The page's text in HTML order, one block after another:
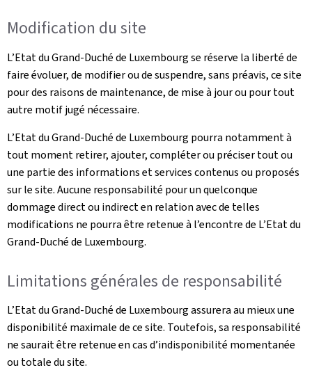
Modification du site
L’Etat du Grand-Duché de Luxembourg se réserve la liberté de
faire évoluer, de modifier ou de suspendre, sans préavis, ce site
pour des raisons de maintenance, de mise à jour ou pour tout
autre motif jugé nécessaire.
L’Etat du Grand-Duché de Luxembourg pourra notamment à
tout moment retirer, ajouter, compléter ou préciser tout ou
une partie des informations et services contenus ou proposés
sur le site. Aucune responsabilité pour un quelconque
dommage direct ou indirect en relation avec de telles
modifications ne pourra être retenue à l’encontre de L’Etat du
Grand-Duché de Luxembourg.
Limitations générales de responsabilité
L’Etat du Grand-Duché de Luxembourg assurera au mieux une
disponibilité maximale de ce site. Toutefois, sa responsabilité
ne saurait être retenue en cas d’indisponibilité momentanée
ou totale du site.